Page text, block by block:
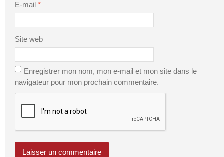
E-mail *
Site web
Enregistrer mon nom, mon e-mail et mon site dans le
navigateur pour mon prochain commentaire.